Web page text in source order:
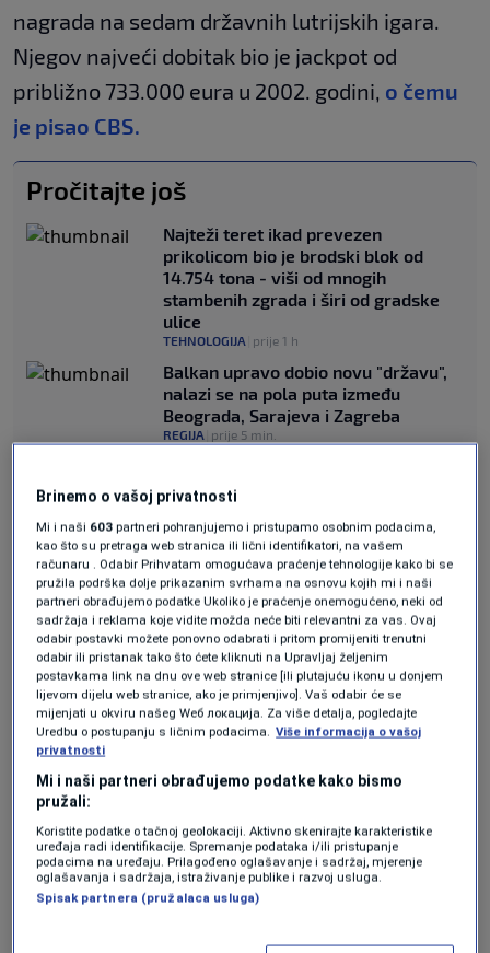
nagrada na sedam državnih lutrijskih igara.
Njegov najveći dobitak bio je jackpot od
približno 733.000 eura u 2002. godini, o čemu
je pisao CBS.
Pročitajte još
Najteži teret ikad prevezen
prikolicom bio je brodski blok od
14.754 tona - viši od mnogih
stambenih zgrada i širi od gradske
ulice
TEHNOLOGIJA prije 1 h
Balkan upravo dobio novu "državu",
nalazi se na pola puta između
Beograda, Sarajeva i Zagreba
REGIJA prije 5 min.
bio zabranjen, beton bi mogao imati
novog neprijatelja
TEHNOLOGIJA | prije 1 h
Mladu instruktoricu bacili s mosta,
nisu privezali uže za bungee jumping
(VIDEO)
SVIJET| prije 1 h
Pronašao formulu
Lustig je za časopis Forbes
u početku nije bila posebno naklonjena."Kao i
svi ostali, kupovao sam tikete nasumično,
koristeći brze tipove brojeva, kupujući bez
plana ili metode. I kao i svi ostali, stalno sam
Brinemo o vašoj privatnosti
Mi i naši 603 partneri pohranjujemo i pristupamo osobnim podacima,
kao što su pretraga web stranica ili lični identifikatori, na vašem
računaru . Odabir Prihvatam omogućava praćenje tehnologije kako bi se
pružila podrška dolje prikazanim svrhama na osnovu kojih mi i naši
partneri obrađujemo podatke Ukoliko je praćenje onemogućeno, neki od
sadržaja i reklama koje vidite možda neće biti relevantni za vas. Ovaj
odabir postavki možete ponovno odabrati i pritom promijeniti trenutni
odabir ili pristanak tako što ćete kliknuti na Upravljaj željenim
postavkama link na dnu ove web stranice [ili plutajuću ikonu u donjem
lijevom dijelu web stranice, ako je primjenjivo]. Vaš odabir će se
mijenjati u okviru našeg Wеб локација. Za više detalja, pogledajte
Uredbu o postupanju s ličnim podacima. Više informacija o vašoj
privatnosti
Mi i naši partneri obrađujemo podatke kako bismo
pružali:
Koristite podatke o tačnoj geolokaciji. Aktivno skenirajte karakteristike
uređaja radi identifikacije. Spremanje podataka i/ili pristupanje
podacima na uređaju. Prilagođeno oglašavanje i sadržaj, mjerenje
oglašavanja i sadržaja, istraživanje publike i razvoj usluga.
Spisak partnera (pružalaca usluga)